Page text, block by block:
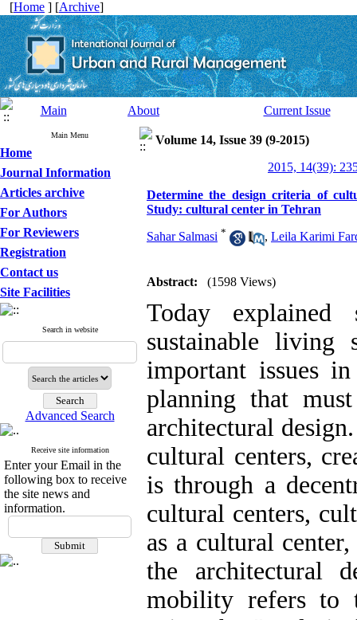
[Home ] [Archive]
Main About Current Issue
Main Menu
Home
Journal Information
Articles archive
For Authors
For Reviewers
Registration
Contact us
Site Facilities
Search in website
Advanced Search
Receive site information
Enter your Email in the
following box to receive
the site news and
information.
Volume 14, Issue 39 (9-2015)
2015, 14(39):
Determine the design criteria of
Study: cultural center in Tehran
Sahar Salmasi * , Leila Karimi
Abstract: (1598 Views)
Today
sustainable
important issues
planning that
architectural
cultural centers,
is through a
cultural centers,
as a cultural
the architectural
mobility refers to